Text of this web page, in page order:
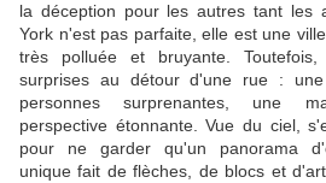
la déception pour les autres tant les
York n'est pas parfaite, elle est une
très polluée et bruyante.
surprises au détour d'une rue :
personnes surprenantes, une
perspective étonnante. Vue du ciel,
pour ne garder qu'un panorama
unique fait de flèches, de blocs et